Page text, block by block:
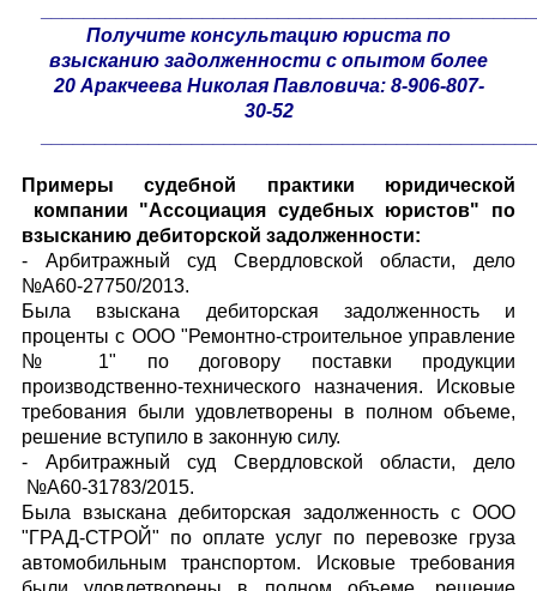
Получите консультацию юриста по
взысканию задолженности с опытом более
20 Аракчеева Николая Павловича: 8-906-807-
30-52
Примеры судебной практики юридической
компании "Ассоциация судебных юристов" по
взысканию дебиторской задолженности:
- Арбитражный суд Свердловской области, дело
№А60-27750/2013.
Была взыскана дебиторская задолженность и
проценты с ООО "Ремонтно-строительное управление
№ 1" по договору поставки продукции
производственно-технического назначения. Исковые
требования были удовлетворены в полном объеме,
решение вступило в законную силу.
- Арбитражный суд Свердловской области, дело
№А60-31783/2015.
Была взыскана дебиторская задолженность с ООО
"ГРАД-СТРОЙ" по оплате услуг по перевозке груза
автомобильным транспортом. Исковые требования